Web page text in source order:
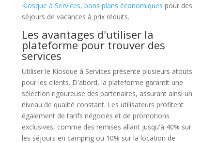
Kiosque à Services, bons plans économiques pour des
séjours de vacances à prix réduits.
Les avantages d'utiliser la
plateforme pour trouver des
services
Utiliser le Kiosque à Services présente plusieurs atouts
pour les clients. D'abord, la plateforme garantit une
sélection rigoureuse des partenaires, assurant ainsi un
niveau de qualité constant. Les utilisateurs profitent
également de tarifs négociés et de promotions
exclusives, comme des remises allant jusqu'à 40% sur
les séjours en camping ou 10% sur la location de